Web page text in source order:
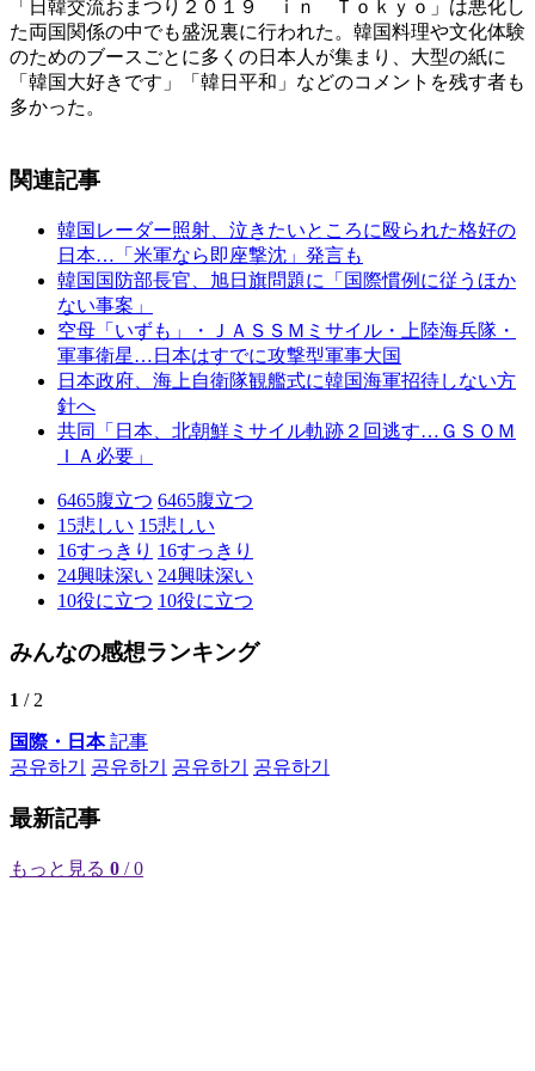
「日韓交流おまつり２０１９ ｉｎ Ｔｏｋｙｏ」は悪化し
た両国関係の中でも盛況裏に行われた。韓国料理や文化体験
のためのブースごとに多くの日本人が集まり、大型の紙に
「韓国大好きです」「韓日平和」などのコメントを残す者も
多かった。
関連記事
韓国レーダー照射、泣きたいところに殴られた格好の
日本…「米軍なら即座撃沈」発言も
韓国国防部長官、旭日旗問題に「国際慣例に従うほか
ない事案」
空母「いずも」・ＪＡＳＳＭミサイル・上陸海兵隊・
軍事衛星…日本はすでに攻撃型軍事大国
日本政府、海上自衛隊観艦式に韓国海軍招待しない方
針へ
共同「日本、北朝鮮ミサイル軌跡２回逃す…ＧＳＯＭ
ＩＡ必要」
6465腹立つ 6465腹立つ
15悲しい 15悲しい
16すっきり 16すっきり
24興味深い 24興味深い
10役に立つ 10役に立つ
みんなの感想ランキング
1 / 2
国際・日本記事
공유하기
공유하기 공유하기 공유하기
最新記事
もっと見る 0 / 0